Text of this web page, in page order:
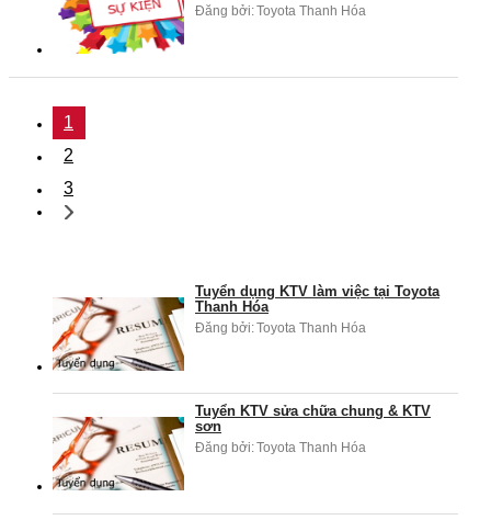
Đăng bởi:Toyota Thanh Hóa
1
2
3
Tuyển dụng KTV làm việc tại Toyota
Thanh Hóa
Đăng bởi:Toyota Thanh Hóa
Tuyển KTV sửa chữa chung & KTV
sơn
Đăng bởi:Toyota Thanh Hóa